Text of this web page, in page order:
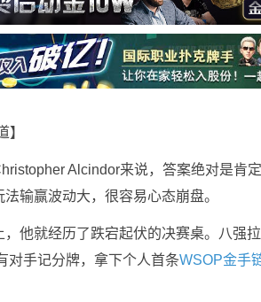
】
Alcindor来说，答案绝对是肯
输赢波动大，很容易心态崩盘。
，他就经历了跌宕起伏的决赛桌。八强
对手记分牌，拿下个人首条WSOP金手